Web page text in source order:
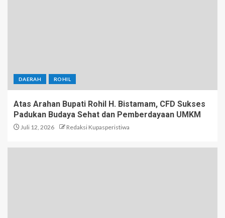
DAERAH ROHIL
Atas Arahan Bupati Rohil H. Bistamam, CFD Sukses
Padukan Budaya Sehat dan Pemberdayaan UMKM
Juli 12, 2026 Redaksi Kupasperistiwa